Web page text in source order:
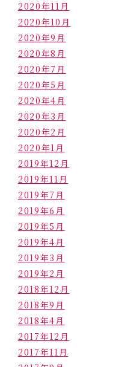
2020年11月
2020年10月
2020年9月
2020年8月
2020年7月
2020年5月
2020年4月
2020年3月
2020年2月
2020年1月
2019年12月
2019年11月
2019年7月
2019年6月
2019年5月
2019年4月
2019年3月
2019年2月
2018年12月
2018年9月
2018年4月
2017年12月
2017年11月